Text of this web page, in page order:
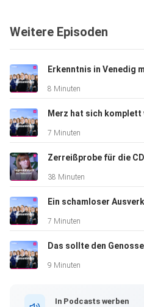
Weitere Episoden
8 Minuten
Merz hat sich
7 Minuten
38 Minuten
Ein schamloser
7 Minuten
9 Minuten
In Podcasts werben